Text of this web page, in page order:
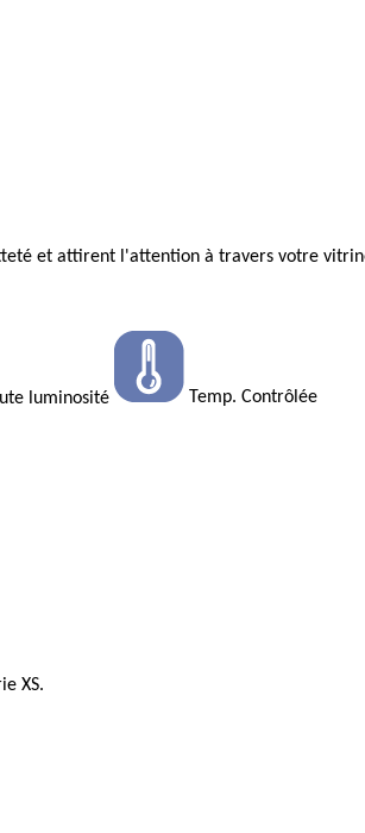
et attirent l'attention à travers votre
luminosité Temp. Contrôlée
XS.